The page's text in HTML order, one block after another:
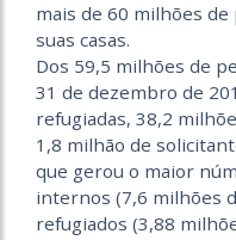
mais de 60 milhões de
suas casas.
Dos 59,5 milhões de
31 de dezembro de
refugiadas, 38,2
1,8 milhão de
que gerou o maior
internos (7,6 milhões
refugiados (3,88